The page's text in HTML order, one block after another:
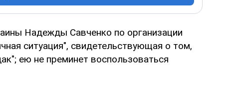
Надежды Савченко по организации
ситуация", свидетельствующая о том,
ею не преминет воспользоваться